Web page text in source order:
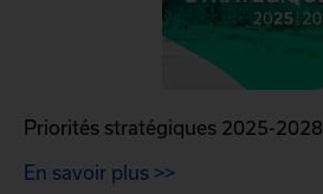
Priorités stratégiques 2025-2028
En savoir plus >>